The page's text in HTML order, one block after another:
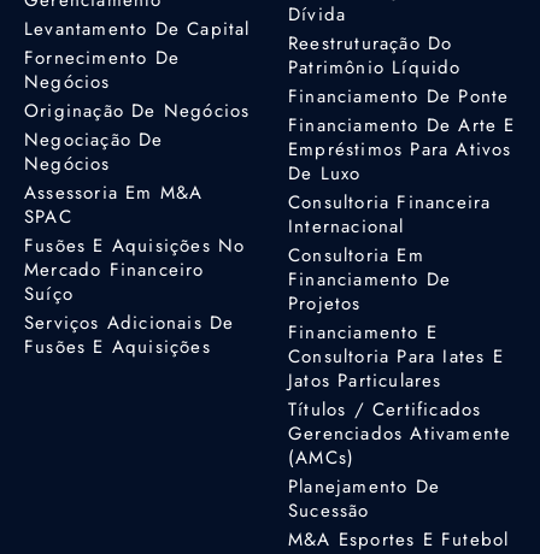
Levantamento De Capital
Fornecimento De
Negócios
Originação De Negócios
Negociação De
Negócios
Assessoria Em M&A
SPAC
Fusões E Aquisições No
Mercado Financeiro
Suíço
Serviços Adicionais De
Fusões E Aquisições
Dívida
Reestruturação Do
Patrimônio Líquido
Financiamento De Ponte
Financiamento De Arte E
Empréstimos Para Ativos
De Luxo
Consultoria Financeira
Internacional
Consultoria Em
Financiamento De
Projetos
Financiamento E
Consultoria Para Iates E
Jatos Particulares
Títulos / Certificados
Gerenciados Ativamente
(AMCs)
Planejamento De
Sucessão
M&A Esportes E Futebol